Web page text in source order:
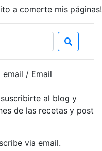
a comerte mis páginas!
/ Email
al blog y
de las recetas y post
via email.